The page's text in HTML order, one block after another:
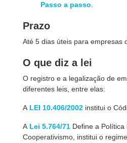
Passo a passo
Prazo
Até 5 dias úteis para empresas
O que diz a lei
O registro e a legalização de
diferentes leis, entre elas:
A LEI 10.406/2002 institui o
A Lei 5.764/71 Define a Política
Cooperativismo, institui o